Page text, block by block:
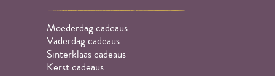
Moederdag cadeaus
Vaderdag cadeaus
Sinterklaas cadeaus
Kerst cadeaus